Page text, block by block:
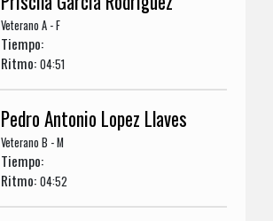
Veterano A - F
Tiempo:
Ritmo:04:51
Pedro Antonio Lopez Llaves
Veterano B - M
Tiempo:
Ritmo:04:52